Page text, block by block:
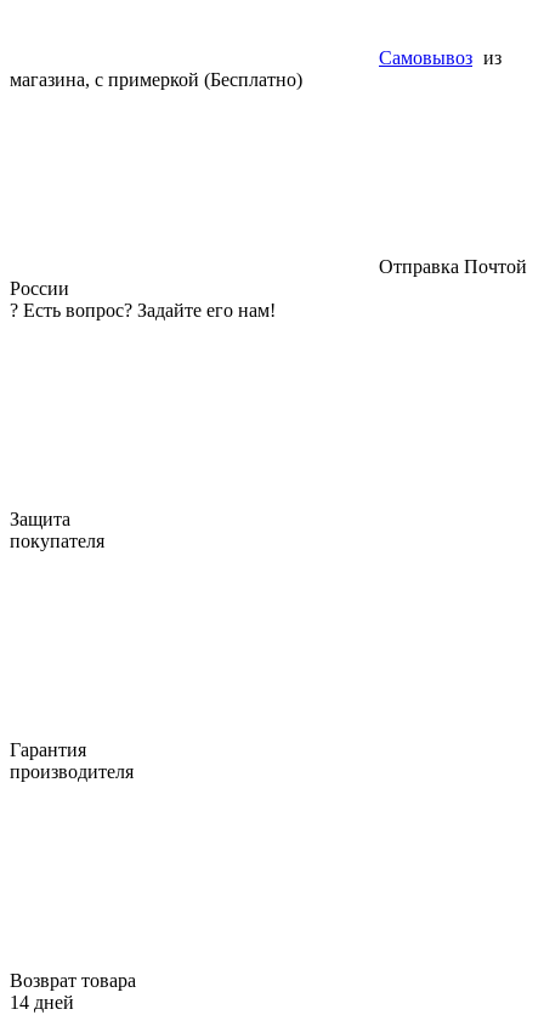
Самовывоз из
магазина, с примеркой (Бесплатно)
Отправка Почтой
России
? Есть вопрос? Задайте его нам!
Защита
покупателя
Гарантия
производителя
Возврат товара
14 дней